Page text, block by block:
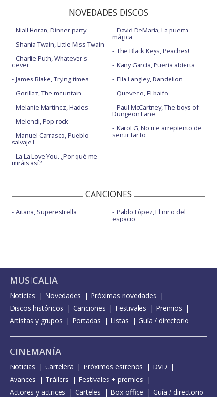
NOVEDADES DISCOS
Niall Horan, Dinner party
Shania Twain, Little Miss Twain
Charlie Puth, Whatever's
clever
James Blake, Trying times
Gorillaz, The mountain
Melanie Martinez, Hades
Melendi, Pop rock
Manuel Carrasco, Pueblo
salvaje I
La La Love You, ¿Por qué me
miráis así?
David DeMaría, La puerta
mágica
The Black Keys, Peaches!
Kany García, Puerta abierta
Ella Langley, Dandelion
Quevedo, El baifo
Paul McCartney, The boys of
Dungeon Lane
Karol G, No me arrepiento de
sentir tanto
CANCIONES
Aitana, Superestrella Pablo López, El niño del
espacio
MUSICALIA
Noticias Novedades
Próximas novedades
Discos históricos
Canciones Festivales
Premios
Artistas y grupos
Portadas Listas Guía / directorio
CINEMANÍA
Noticias Cartelera Próximos estrenos
DVD
Avances
Tráilers
Festivales + premios
Actores y actrices
Carteles Box-office Guía / directorio